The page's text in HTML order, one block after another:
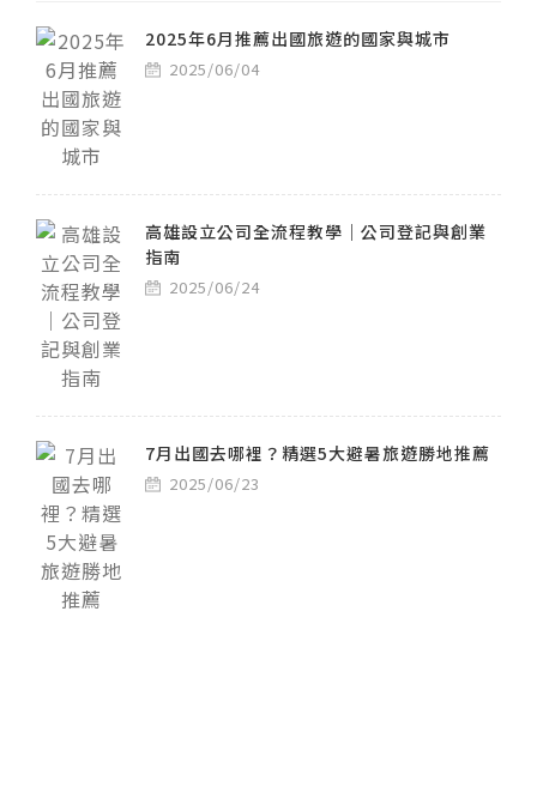
2025年6月推薦出國旅遊的國家與城市
2025/06/04
高雄設立公司全流程教學｜公司登記與創業
指南
2025/06/24
7月出國去哪裡？精選5大避暑旅遊勝地推薦
2025/06/23